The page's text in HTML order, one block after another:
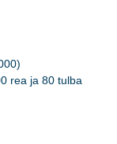
rea ja 80 tulba